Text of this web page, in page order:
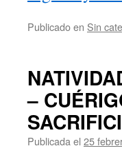
Publicado en Sin
–
Publicada el 25